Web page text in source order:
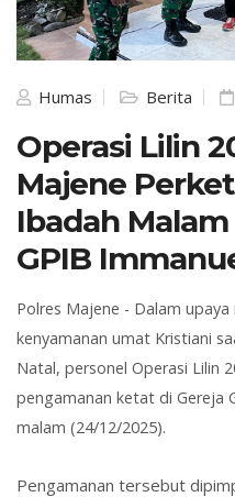
Humas Berita
Operasi Lilin
Majene
Ibadah
GPIB
Polres Majene - Dalam
kenyamanan umat Kristiani
Natal, personel Operasi Lilin
pengamanan ketat di Gereja
malam (24/12/2025).
Pengamanan tersebut